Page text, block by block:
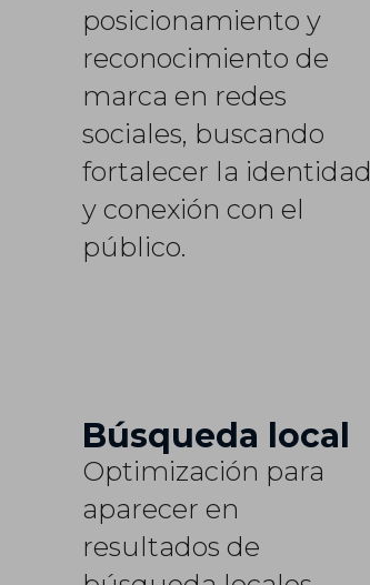
posicionamiento y
reconocimiento de
marca en redes
sociales, buscando
fortalecer la identidad
y conexión con el
público.
Búsqueda local
Optimización para
aparecer en
resultados de